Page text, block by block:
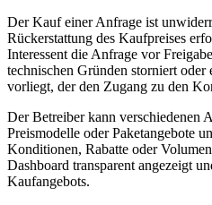
Der Kauf einer Anfrage ist
Rückerstattung des Kaufpreises
Interessent die Anfrage vor
technischen Gründen storniert
vorliegt, der den Zugang zu den
Der Betreiber kann verschiedenen
Preismodelle oder Paketangebote
Konditionen, Rabatte oder
Dashboard transparent angezeigt
Kaufangebots.